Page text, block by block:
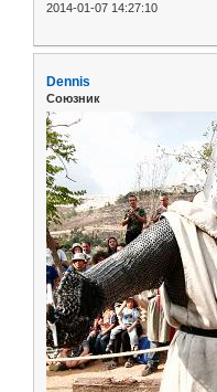
2014-01-07 14:27:10
Dennis
Союзник